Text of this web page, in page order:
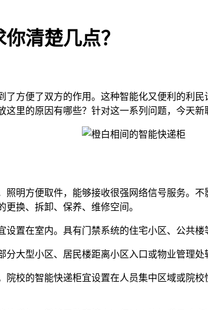
清楚几点？
方便了双方的作用。这种智能化又便利的利
里的原因有哪些？针对这一系列问题，今天
方便取件，能够接收很强网络信号服务。
换、拆卸、保养、维修空间。
在室内。具有门禁系统的住宅小区、公共楼
型小区、居民楼距离小区入口或物业管理处
的智能快递柜宜设置在人员集中区域或院